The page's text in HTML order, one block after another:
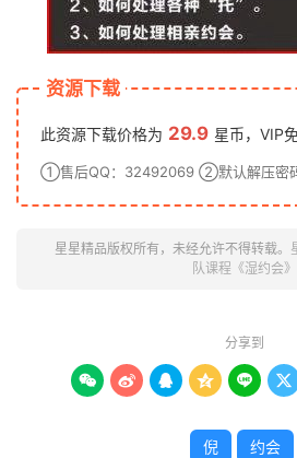
资源下载
此资源下载价格为 29.9 星币，VIP
①售后QQ：32492069 ②默认解压密
星星精品版权所有，未经允许不得转载。
队课程《湿约会》
分享到
     
倪 约会